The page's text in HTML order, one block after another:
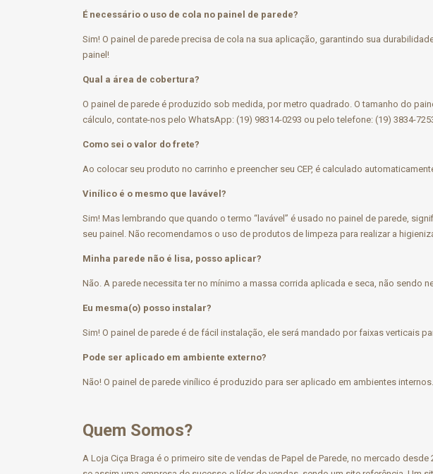
É necessário o uso de cola no painel de parede?
Sim! O painel de parede precisa de cola na sua aplicação, garantindo sua
painel!
Qual a área de cobertura?
O painel de parede é produzido sob medida, por metro quadrado. O tamanho do
cálculo, contate-nos pelo WhatsApp: (19) 98314-0293 ou pelo telefone: (19) 3834-
Como sei o valor do frete?
Ao colocar seu produto no carrinho e preencher seu CEP, é calculado
Vinílico é o mesmo que lavável?
Sim! Mas lembrando que quando o termo “lavável” é usado no painel de parede,
seu painel. Não recomendamos o uso de produtos de limpeza para realizar a
Minha parede não é lisa, posso aplicar?
Não. A parede necessita ter no mínimo a massa corrida aplicada e seca, não sendo
Eu mesma(o) posso instalar?
Sim! O painel de parede é de fácil instalação, ele será mandado por faixas verticais
Pode ser aplicado em ambiente externo?
Não! O painel de parede vinílico é produzido para ser aplicado em ambientes internos.
Quem Somos?
A Loja Ciça Braga é o primeiro site de vendas de Papel de Parede, no mercado